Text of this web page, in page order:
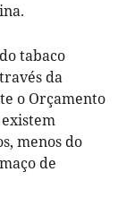
tabaco
da
o Orçamento
menos do
de